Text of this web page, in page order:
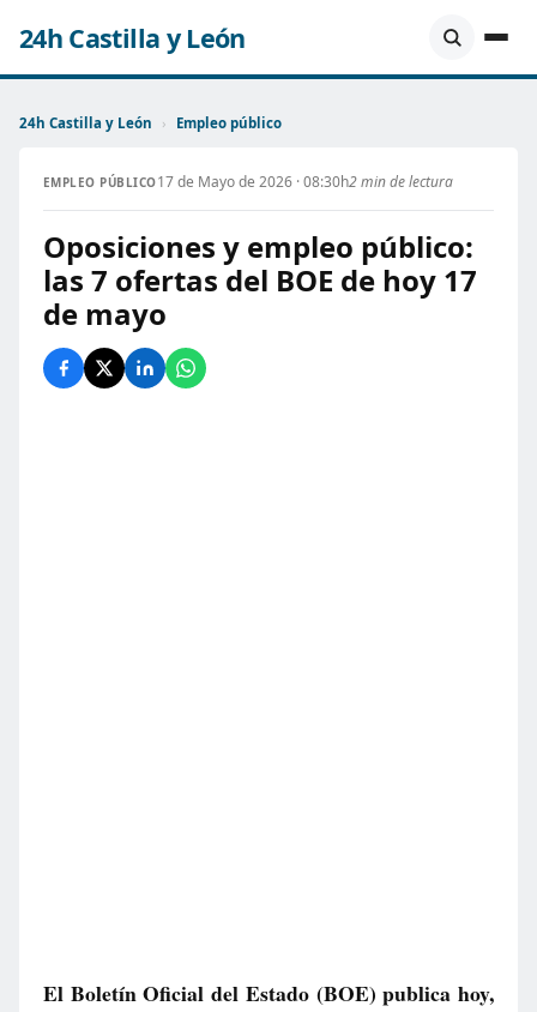
24h Castilla y León
24h Castilla y León › Empleo público
EMPLEO PÚBLICO17 de Mayo de 2026 · 08:30h2 min de lectura
Oposiciones y empleo público:
las 7 ofertas del BOE de hoy 17
de mayo
El Boletín Oficial del Estado (BOE) publica hoy,